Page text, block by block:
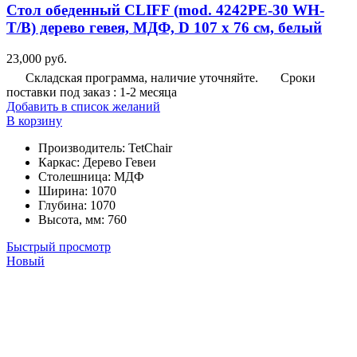
Cтол обеденный CLIFF (mod. 4242PE-30 WH-
T/B) дерево гевея, МДФ, D 107 х 76 см, белый
23,000 руб.
Складская программа, наличие уточняйте.
Сроки
поставки под заказ : 1-2 месяца
Добавить в список желаний
В корзину
Производитель: TetChair
Каркас: Дерево Гевеи
Столешница: МДФ
Ширина: 1070
Глубина: 1070
Высота, мм: 760
Быстрый просмотр
Новый